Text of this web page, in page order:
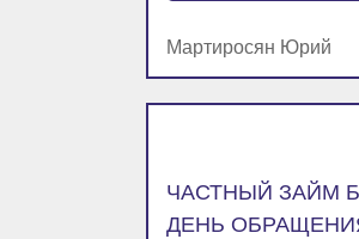
Мартиросян Юрий
ЧАСТНЫЙ ЗАЙМ
ДЕНЬ